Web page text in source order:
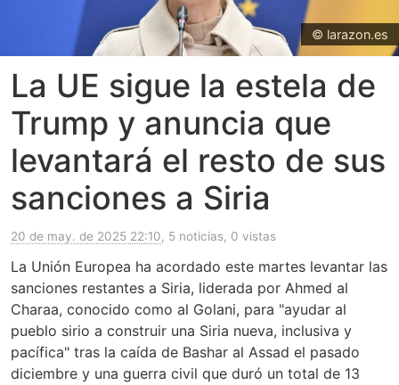
© larazon.es
La UE sigue la estela de
Trump y anuncia que
levantará el resto de sus
sanciones a Siria
20 de may. de 2025 22:10, 5 noticias, 0 vistas
La Unión Europea ha acordado este martes levantar las
sanciones restantes a Siria, liderada por Ahmed al
Charaa, conocido como al Golani, para "ayudar al
pueblo sirio a construir una Siria nueva, inclusiva y
pacífica" tras la caída de Bashar al Assad el pasado
diciembre y una guerra civil que duró un total de 13